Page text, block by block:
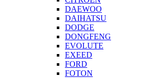
DAEWOO
DAIHATSU
DODGE
DONGFENG
EVOLUTE
EXEED
FORD
FOTON